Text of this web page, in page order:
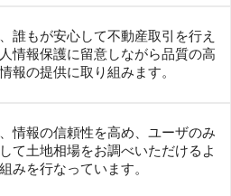
誰もが安心して不動産取引を行え
情報保護に留意しながら品質の高
報の提供に取り組みます。
情報の信頼性を高め、ユーザのみ
て土地相場をお調べいただけるよ
みを行なっています。